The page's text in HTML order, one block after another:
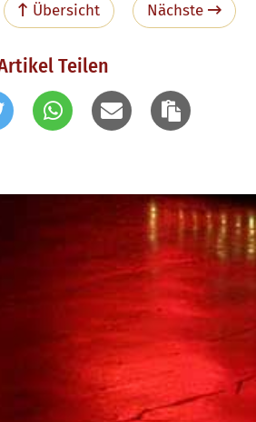
Übersicht Nächste
Teilen